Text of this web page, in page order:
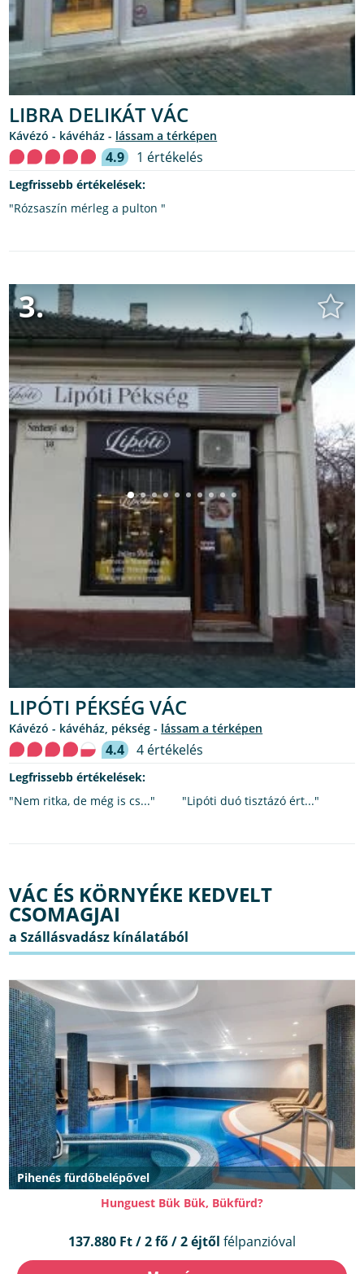
LIBRA DELIKÁT VÁC
kávézó - kávéház - lássam a térképen
4.9 1 értékelés
Legfrissebb értékelések:
"Rózsaszín mérleg a pulton "
3.
LIPÓTI PÉKSÉG VÁC
kávézó - kávéház, pékség - lássam a térképen
4.4 4 értékelés
Legfrissebb értékelések:
"Nem ritka, de még is cs..."
"Lipóti duó tisztázó ért..."
VÁC ÉS KÖRNYÉKE KEDVELT
CSOMAGJAI
Pihenés fürdőbelépővel
Hunguest Bük Bük, Bükfürd?
137.880 Ft / 2 fő / 2 éjtől félpanzióval